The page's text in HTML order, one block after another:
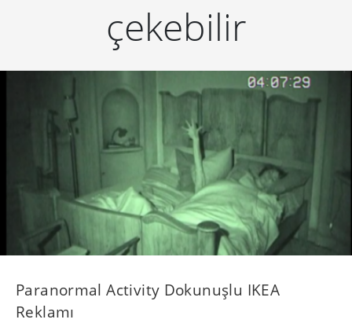
çekebilir
Paranormal Activity Dokunuşlu IKEA
Reklamı